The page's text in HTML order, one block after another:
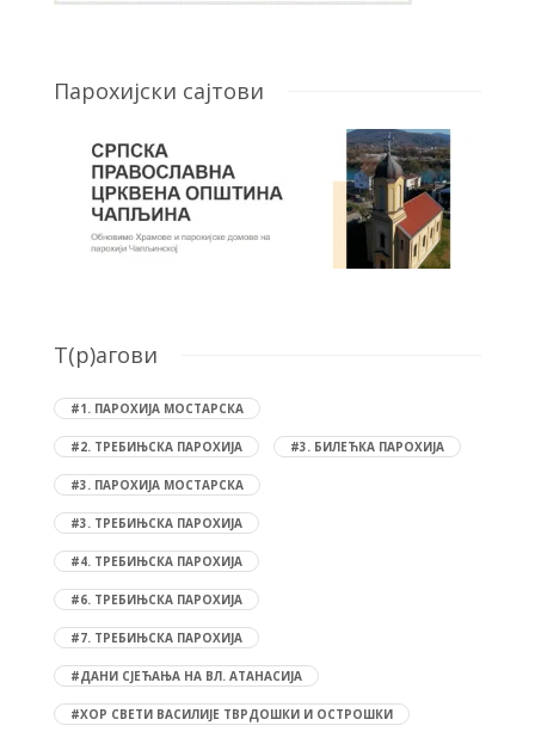
Парохијски сајтови
T(р)агови
#1. ПАРОХИЈА МОСТАРСКА
#2. ТРЕБИЊСКА ПАРОХИЈА #3. БИЛЕЋКА ПАРОХИЈА
#3. ПАРОХИЈА МОСТАРСКА
#3. ТРЕБИЊСКА ПАРОХИЈА
#4. ТРЕБИЊСКА ПАРОХИЈА
#6. ТРЕБИЊСКА ПАРОХИЈА
#7. ТРЕБИЊСКА ПАРОХИЈА
#ДАНИ СЈЕЋАЊА НА ВЛ. АТАНАСИЈА
#ХОР СВЕТИ ВАСИЛИЈЕ ТВРДОШКИ И ОСТРОШКИ